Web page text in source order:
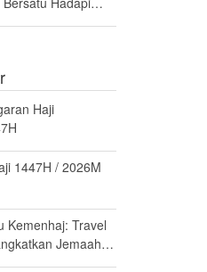
Haji
1447H / 2026M
Kemenhaj: Travel
Jemaah